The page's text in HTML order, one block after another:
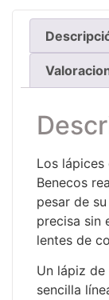
Los lápices
Benecos
pesar de
precisa sin
lentes de
Un lápiz
sencilla